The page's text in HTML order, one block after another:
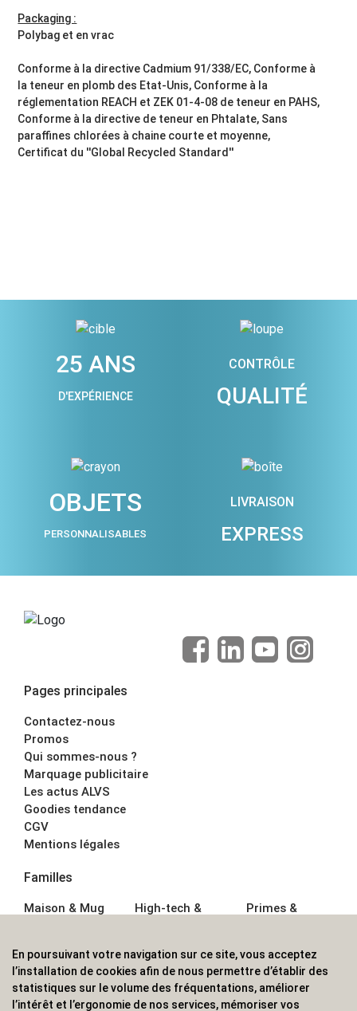
Packaging :
Polybag et en vrac
Conforme à la directive Cadmium 91/338/EC, Conforme à
la teneur en plomb des Etat-Unis, Conforme à la
réglementation REACH et ZEK 01-4-08 de teneur en PAHS,
Conforme à la directive de teneur en Phtalate, Sans
paraffines chlorées à chaine courte et moyenne,
Certificat du ''Global Recycled Standard''
25 ANS
D'EXPÉRIENCE
CONTRÔLE
QUALITÉ
OBJETS
PERSONNALISABLES
LIVRAISON
EXPRESS
Pages principales
Contactez-nous
Promos
Qui sommes-nous ?
Marquage publicitaire
Les actus ALVS
Goodies tendance
CGV
Mentions légales
Familles
Maison & Mug
Écriture
Bagagerie sacs
High-tech &
Sport &
Outdoor
Enfant
Primes &
Boisson
Textile &
Casquette
En poursuivant votre navigation sur ce site, vous acceptez
l’installation de cookies afin de nous permettre d’établir des
statistiques sur le volume des fréquentations, améliorer
l’intérêt et l’ergonomie de nos services, mémoriser vos